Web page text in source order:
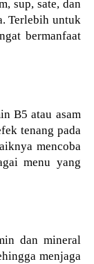
sup, sate, dan
Terlebih untuk
bermanfaat
B5 atau asam
tenang pada
mencoba
menu yang
dan mineral
menjaga